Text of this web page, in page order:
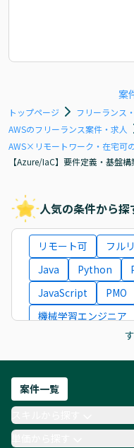
案
トップページ
フリーランス
AWSのフリーランス案件・求人
AWS×リモートワーク・在宅可
【Azure/IaC】要件定義・基盤
人気の条件から探
リモート可 フル
Java
Python
JavaScript
PMO
機械学習エンジニア
フロントエンドエン
ネットワークエンジニ
AIエンジニア
月収100万円 業務委
案件一覧
単価から探す